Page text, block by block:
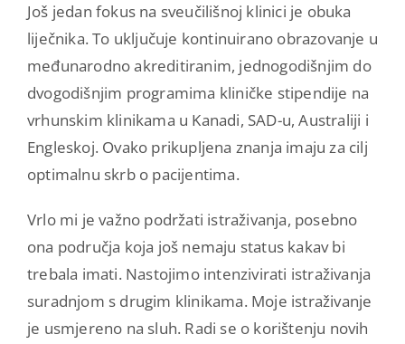
Još jedan fokus na sveučilišnoj klinici je obuka
liječnika. To uključuje kontinuirano obrazovanje u
međunarodno akreditiranim, jednogodišnjim do
dvogodišnjim programima kliničke stipendije na
vrhunskim klinikama u Kanadi, SAD-u, Australiji i
Engleskoj. Ovako prikupljena znanja imaju za cilj
optimalnu skrb o pacijentima.
Vrlo mi je važno podržati istraživanja, posebno
ona područja koja još nemaju status kakav bi
trebala imati. Nastojimo intenzivirati istraživanja
suradnjom s drugim klinikama. Moje istraživanje
je usmjereno na sluh. Radi se o korištenju novih